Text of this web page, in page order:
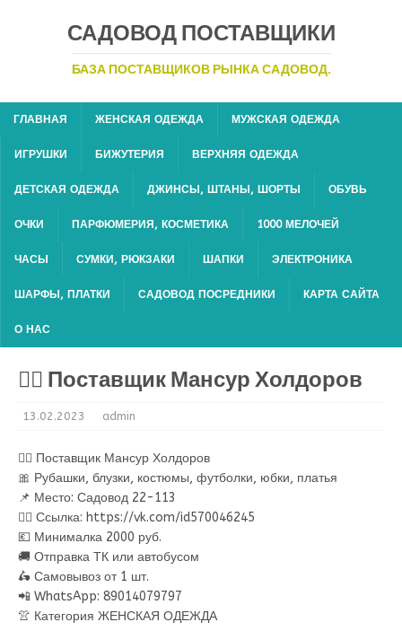
САДОВОД ПОСТАВЩИКИ
БАЗА ПОСТАВЩИКОВ РЫНКА САДОВОД.
ГЛАВНАЯ ЖЕНСКАЯ ОДЕЖДА МУЖСКАЯ ОДЕЖДА
ИГРУШКИ БИЖУТЕРИЯ ВЕРХНЯЯ ОДЕЖДА
ДЕТСКАЯ ОДЕЖДА ДЖИНСЫ, ШТАНЫ, ШОРТЫ ОБУВЬ
ОЧКИ ПАРФЮМЕРИЯ, КОСМЕТИКА 1000 МЕЛОЧЕЙ
ЧАСЫ СУМКИ, РЮКЗАКИ ШАПКИ ЭЛЕКТРОНИКА
ШАРФЫ, ПЛАТКИ САДОВОД ПОСРЕДНИКИ КАРТА САЙТА
О НАС
💁‍♂ Поставщик Мансур Холдоров
13.02.2023 admin
💁‍♂ Поставщик Мансур Холдоров
🎀 Рубашки, блузки, костюмы, футболки, юбки, платья
📌 Место: Садовод 22-113
👉🏻 Ссылка: https://vk.com/id570046245
💶 Минималка 2000 руб.
🚚 Отправка ТК или автобусом
🛵 Самовывоз от 1 шт.
📲 WhatsApp: 89014079797
👚 Категория ЖЕНСКАЯ ОДЕЖДА